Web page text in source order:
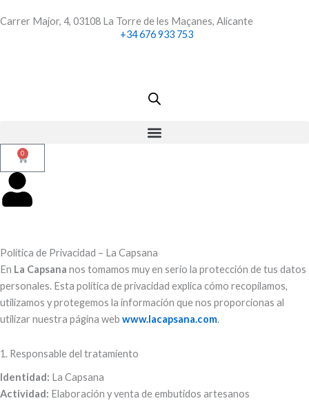
al
Carrer Major, 4, 03108 La Torre de les Maçanes, Alicante
+34 676 933 753
0
Carrito
Política de Privacidad – La Capsana
En La Capsana nos tomamos muy en serio la protección de tus datos
personales. Esta política de privacidad explica cómo recopilamos,
utilizamos y protegemos la información que nos proporcionas al
utilizar nuestra página web www.lacapsana.com.
1. Responsable del tratamiento
Identidad: La Capsana
Actividad: Elaboración y venta de embutidos artesanos